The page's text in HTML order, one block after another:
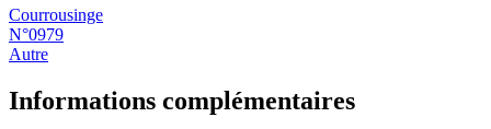
Courrousinge
N°0979
Autre
Informations complémentaires